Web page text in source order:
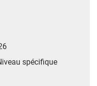
spécifique